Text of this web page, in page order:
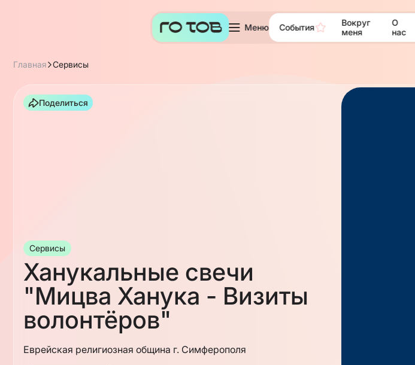
Меню События
Вокруг
меня
О
нас
Главная Сервисы
Сервисы
Поделиться
Ханукальные свечи
"Мицва Ханука - Визиты
волонтёров"
Еврейская религиозная община г. Симферополя